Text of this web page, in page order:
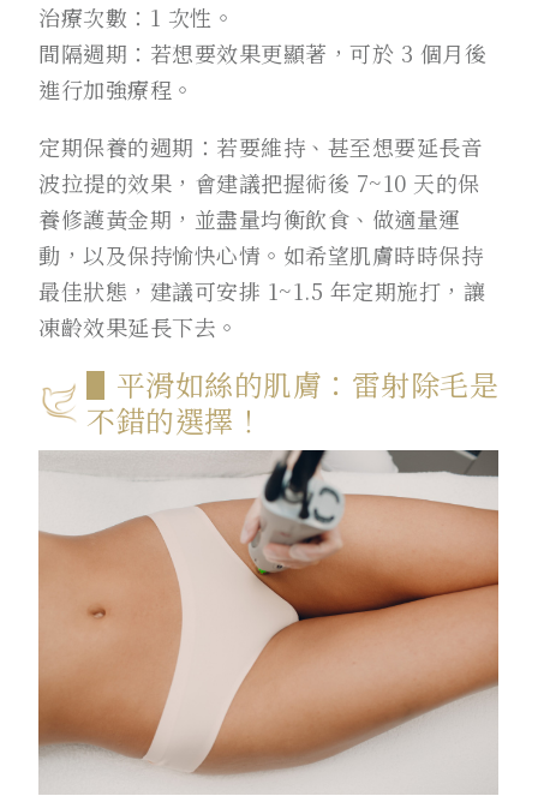
治療次數：1 次性。
間隔週期：若想要效果更顯著，可於 3 個月後
進行加強療程。
定期保養的週期：若要維持、甚至想要延長音
波拉提的效果，會建議把握術後 7~10 天的保
養修護黃金期，並盡量均衡飲食、做適量運
動，以及保持愉快心情。如希望肌膚時時保持
最佳狀態，建議可安排 1~1.5 年定期施打，讓
凍齡效果延長下去。
▋平滑如絲的肌膚：雷射除毛是
不錯的選擇！